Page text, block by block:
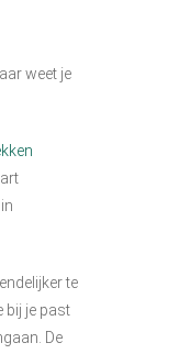
weet je
te
bij je past
De